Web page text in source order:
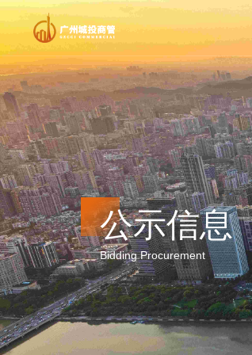
公示信息
Bidding Procurement